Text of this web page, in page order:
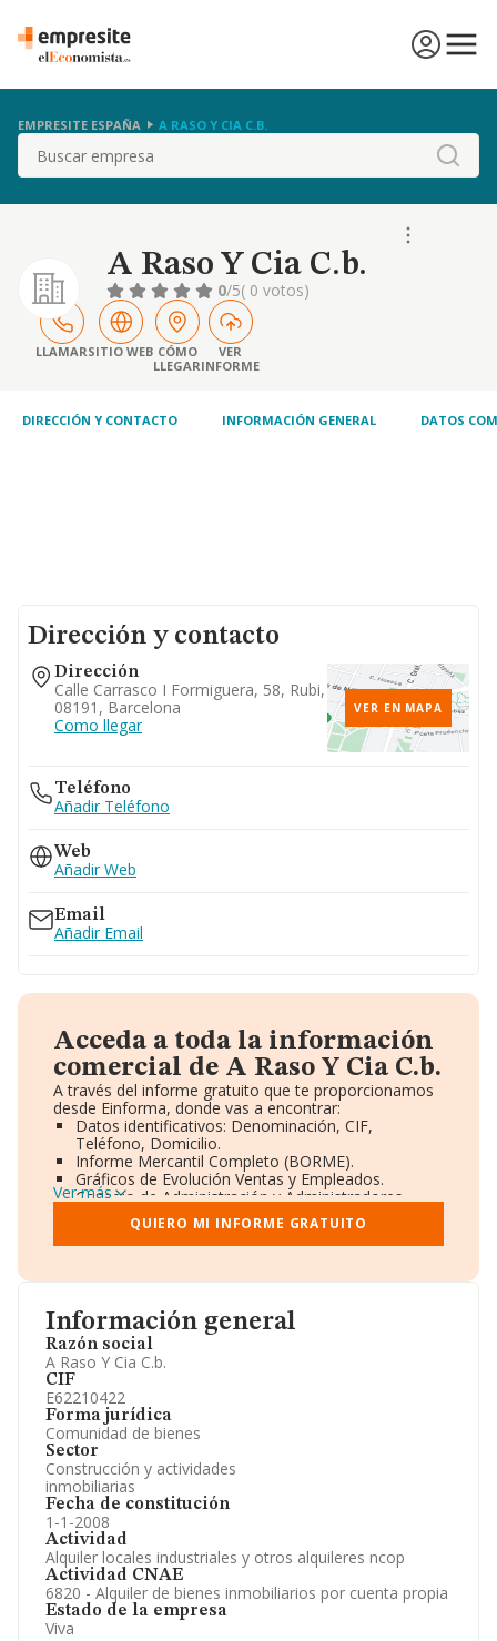
EMPRESITE ESPAÑA A RASO Y CIA C.B.
Buscar
A Raso Y Cia C.b.
0/5( 0 votos)
LLAMARSITIO WEB CÓMO
LLEGAR
VER
INFORME
DIRECCIÓN Y CONTACTO INFORMACIÓN GENERAL DATOS
Información general
Razón social
A Raso Y Cia C.b.
CIF
E62210422
Forma jurídica
Comunidad de bienes
Sector
Construcción y actividades
inmobiliarias
Fecha de constitución
1-1-2008
Actividad
Alquiler locales industriales y otros alquileres ncop
Actividad CNAE
6820 - Alquiler de bienes inmobiliarios por cuenta propia
Estado de la empresa
Viva
Dirección y contacto
Dirección
Calle Carrasco I Formiguera, 58, Rubi,
08191, Barcelona
Como llegar
VER EN MAPA
Teléfono
Añadir Teléfono
Web
Añadir Web
Email
Añadir Email
Acceda a toda la información
comercial de A Raso Y Cia C.b.
A través del informe gratuito que te proporcionamos
desde Einforma, donde vas a encontrar:
Datos identificativos: Denominación, CIF,
Teléfono, Domicilio.
Informe Mercantil Completo (BORME).
Gráficos de Evolución Ventas y Empleados.
Consejo de Administración y Administradores.
Directivos y Ejecutivos.
Accionistas.
Participaciones y Vinculaciones en otras empresas.
Información oficial y registral complementaria.
Ver más
QUIERO MI INFORME GRATUITO